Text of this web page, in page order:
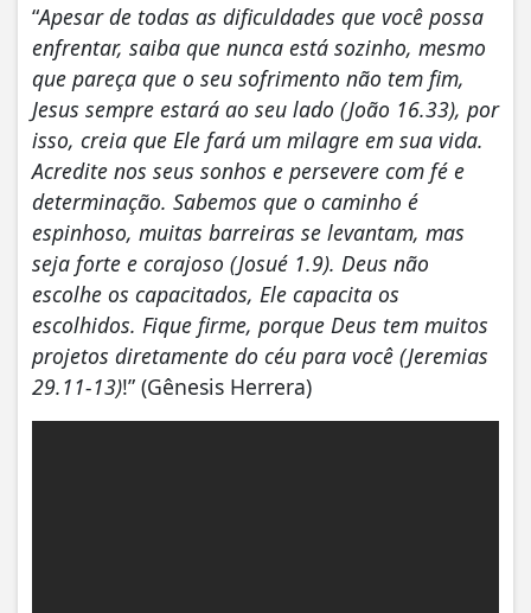
“Apesar de todas as dificuldades que você possa
enfrentar, saiba que nunca está sozinho, mesmo
que pareça que o seu sofrimento não tem fim,
Jesus sempre estará ao seu lado (João 16.33), por
isso, creia que Ele fará um milagre em sua vida.
Acredite nos seus sonhos e persevere com fé e
determinação. Sabemos que o caminho é
espinhoso, muitas barreiras se levantam, mas
seja forte e corajoso (Josué 1.9). Deus não
escolhe os capacitados, Ele capacita os
escolhidos. Fique firme, porque Deus tem muitos
projetos diretamente do céu para você (Jeremias
29.11-13)!” (Gênesis Herrera)